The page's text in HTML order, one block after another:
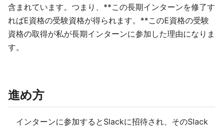
含まれています。つまり、**この長期インターンを修了す
ればE資格の受験資格が得られます。**このE資格の受験
資格の取得が私が長期インターンに参加した理由になりま
す。
進め方
インターンに参加するとSlackに招待され、そのSlack